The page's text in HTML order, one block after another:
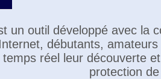
un outil développé avec la
débutants,
réel leur découverte
protection